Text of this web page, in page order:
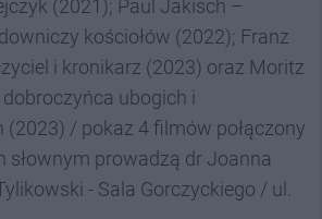
(2021); Paul Jakisch –
kościołów (2022); Franz
i kronikarz (2023) oraz Moritz
ubogich i
(2023) / pokaz 4 filmów połączony
słownym prowadzą dr Joanna
- Sala Gorczyckiego / ul.